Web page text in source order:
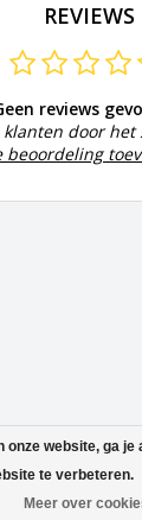
REVIEWS
reviews
door
beoordeling
Deals Online
reserved by
onze website, ga
te verbeteren.
Meer over